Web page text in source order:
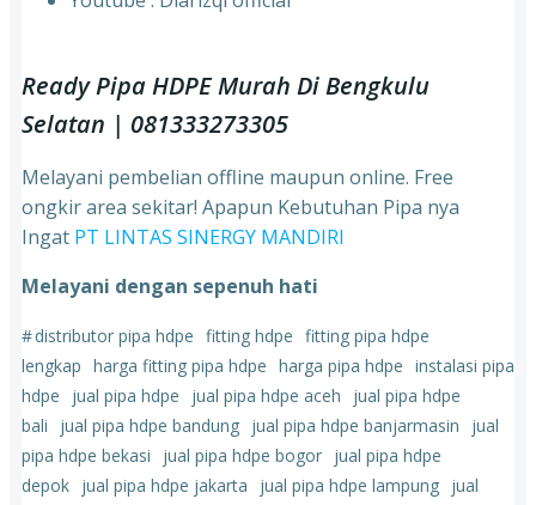
Ready Pipa HDPE Murah Di Bengkulu
Selatan | 081333273305
Melayani pembelian offline maupun online. Free
ongkir area sekitar! Apapun Kebutuhan Pipa nya
Ingat PT LINTAS SINERGY MANDIRI
Melayani dengan sepenuh hati
#distributor pipa hdpe fitting hdpe fitting pipa hdpe
lengkap harga fitting pipa hdpe harga pipa hdpe instalasi pipa
hdpe
jual pipa hdpe jual pipa hdpe aceh
jual pipa hdpe
bali
jual pipa hdpe bandung jual pipa hdpe banjarmasin
jual
pipa hdpe bekasi
jual pipa hdpe bogor jual pipa hdpe
depok jual pipa hdpe jakarta jual pipa hdpe lampung jual